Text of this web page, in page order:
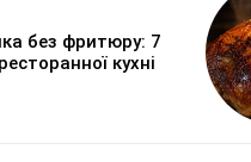
без фритюру: 7
кухні